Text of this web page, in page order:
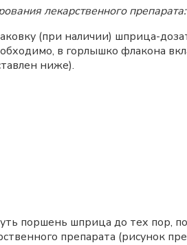
лекарственного препарата:
(при наличии) шприца-
в горлышко флакона
ниже).
поршень шприца до тех пор,
препарата (рисунок